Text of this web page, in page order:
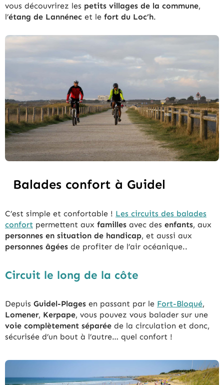
vous découvrirez les petits villages de la commune,
l’étang de Lannénec et le fort du Loc’h.
Balades confort à Guidel
C’est simple et confortable ! Les circuits des balades
confort permettent aux familles avec des enfants, aux
personnes en situation de handicap, et aussi aux
personnes âgées de profiter de l’air océanique..
Circuit le long de la côte
Depuis Guidel-Plages en passant par le Fort-Bloqué,
Lomener, Kerpape, vous pouvez vous balader sur une
voie complètement séparée de la circulation et donc,
sécurisée d’un bout à l’autre… quel confort !